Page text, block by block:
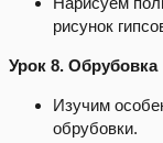
рисунок
Урок 8. Обрубовка
Изучим
обрубовки.